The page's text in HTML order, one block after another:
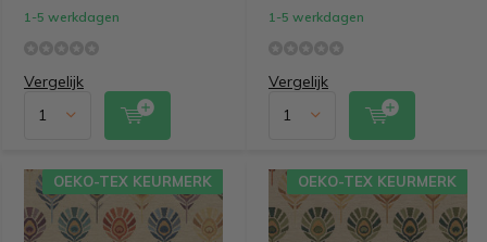
1-5 werkdagen
Vergelijk
1-5 werkdagen
Vergelijk
OEKO-TEX KEURMERK OEKO-TEX KEURMERK